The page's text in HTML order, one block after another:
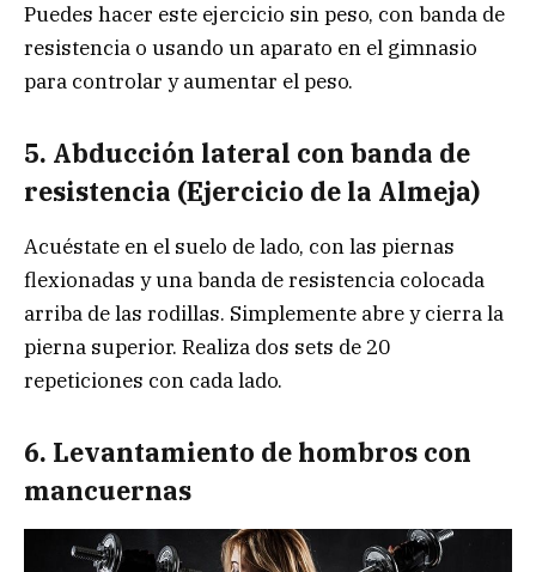
Puedes hacer este ejercicio sin peso, con banda de
resistencia o usando un aparato en el gimnasio
para controlar y aumentar el peso.
5. Abducción lateral con banda de
resistencia (Ejercicio de la Almeja)
Acuéstate en el suelo de lado, con las piernas
flexionadas y una banda de resistencia colocada
arriba de las rodillas. Simplemente abre y cierra la
pierna superior. Realiza dos sets de 20
repeticiones con cada lado.
6. Levantamiento de hombros con
mancuernas